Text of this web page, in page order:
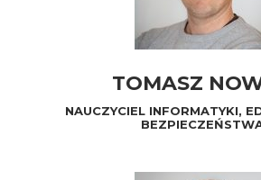
TOMASZ
NAUCZYCIEL INFORMATYKI,